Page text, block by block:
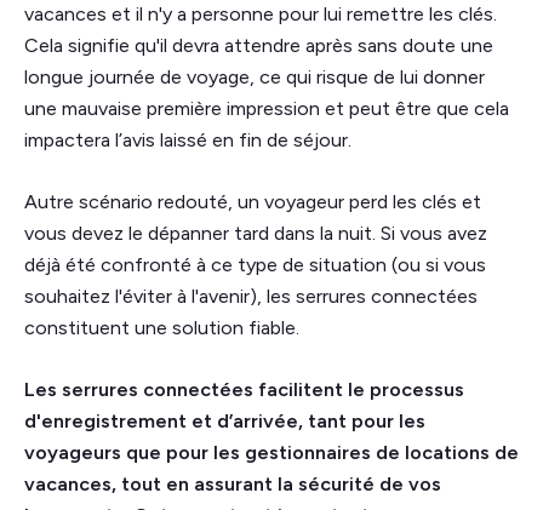
vacances et il n'y a personne pour lui remettre les clés.
Cela signifie qu'il devra attendre après sans doute une
longue journée de voyage, ce qui risque de lui donner
une mauvaise première impression et peut être que cela
impactera l’avis laissé en fin de séjour.
Autre scénario redouté, un voyageur perd les clés et
vous devez le dépanner tard dans la nuit. Si vous avez
déjà été confronté à ce type de situation (ou si vous
souhaitez l'éviter à l'avenir), les serrures connectées
constituent une solution fiable.
Les serrures connectées facilitent le processus
d'enregistrement et d’arrivée, tant pour les
voyageurs que pour les gestionnaires de locations de
vacances, tout en assurant la sécurité de vos